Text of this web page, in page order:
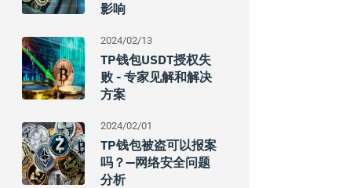
影响
2024/02/13
TP钱包USDT授权失
败 - 专家见解和解决
方案
2024/02/01
TP钱包被盗可以报案
吗？—网络安全问题
分析